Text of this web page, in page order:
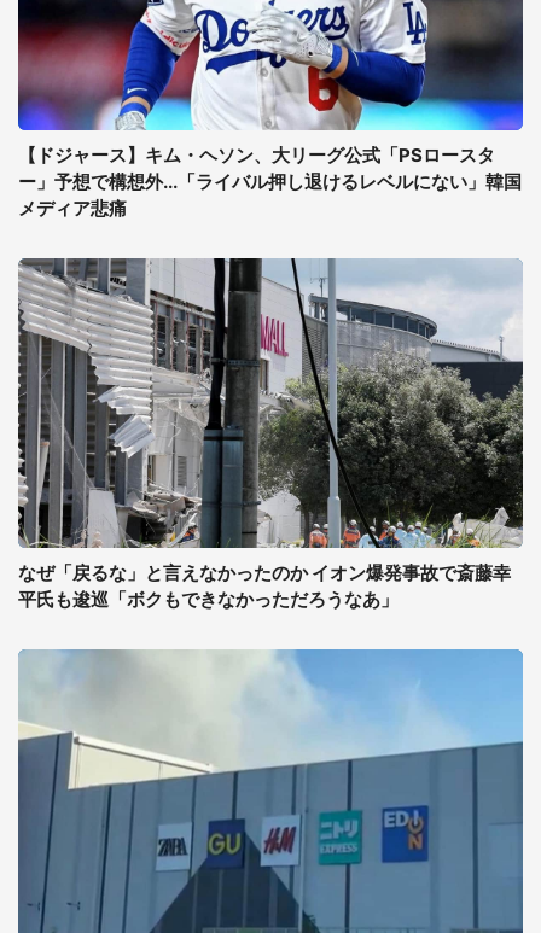
【ドジャース】キム・ヘソン、大リーグ公式「PSロースタ
ー」予想で構想外...「ライバル押し退けるレベルにない」韓国
メディア悲痛
なぜ「戻るな」と言えなかったのか イオン爆発事故で斎藤幸
平氏も逡巡「ボクもできなかっただろうなあ」